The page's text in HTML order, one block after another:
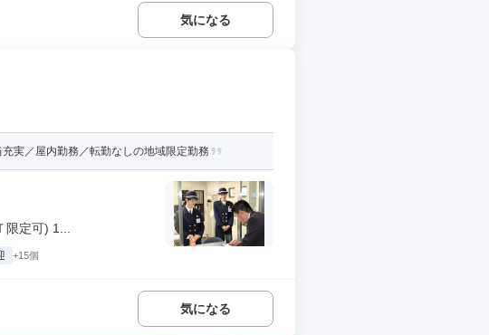
気になる
実／屋内勤務／転勤なしの地域限定勤務
定可) 1...
+15個
気になる